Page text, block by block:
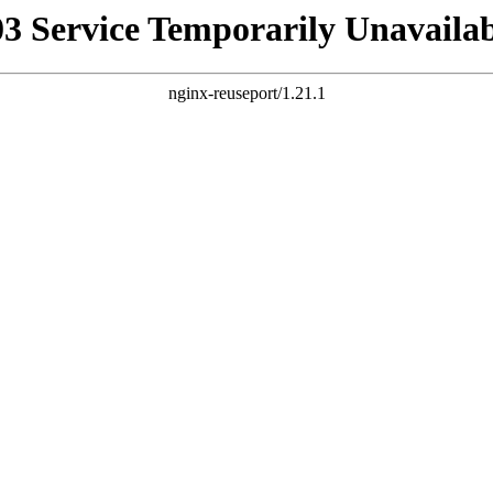
Service Temporarily
nginx-reuseport/1.21.1